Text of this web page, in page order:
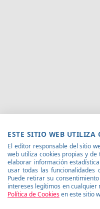
ESTE SITIO WEB UTILIZA
El editor responsable del sitio
web utiliza cookies propias y
elaborar información
usar todas las
Puede retirar su
intereses legítimos en cualquier
Política de Cookiesen este sitio